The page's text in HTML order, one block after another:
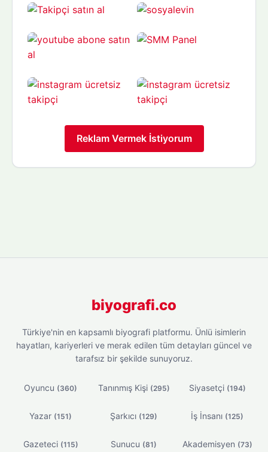
Reklam Vermek İstiyorum
biyografi.co
Türkiye'nin en kapsamlı biyografi platformu. Ünlü isimlerin
hayatları, kariyerleri ve merak edilen tüm detayları güncel ve
tarafsız bir şekilde sunuyoruz.
Oyuncu (360) Tanınmış Kişi (295) Siyasetçi (194)
Yazar (151) Şarkıcı (129) İş İnsanı (125)
Gazeteci (115) Sunucu (81) Akademisyen (73)